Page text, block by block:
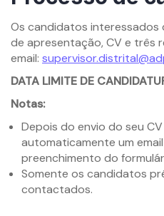
Os candidatos interessados
de apresentação, CV e três
email:
DATA LIMITE DE
Notas:
Depois do envio do seu
automaticamente um
preenchimento do
Somente os candidatos
contactados.